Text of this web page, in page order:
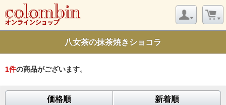
八女茶の抹茶焼きショコラ
1件の商品がございます。
価格順 新着順